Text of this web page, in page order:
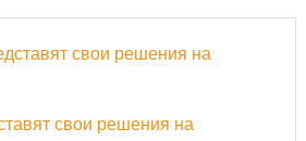
свои решения на